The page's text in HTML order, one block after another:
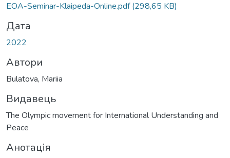
EOA-Seminar-Klaipeda-Online.pdf(298,65 KB)
Дата
2022
Автори
Bulatova, Mariia
Видавець
The Olympic movement for International Understanding and
Peace
Анотація